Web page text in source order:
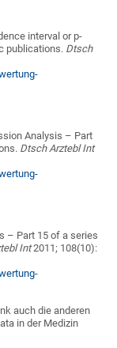
interval or p-
publications. Dtsch
Analysis – Part
Dtsch Arztebl Int
– Part 15 of a series
Int2011; 108(10):
auch die anderen
in der Medizin